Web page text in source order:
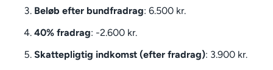
Beløb efter bundfradrag: 6.500 kr.
40% fradrag: -2.600 kr.
Skattepligtig indkomst (efter fradrag): 3.900 kr.